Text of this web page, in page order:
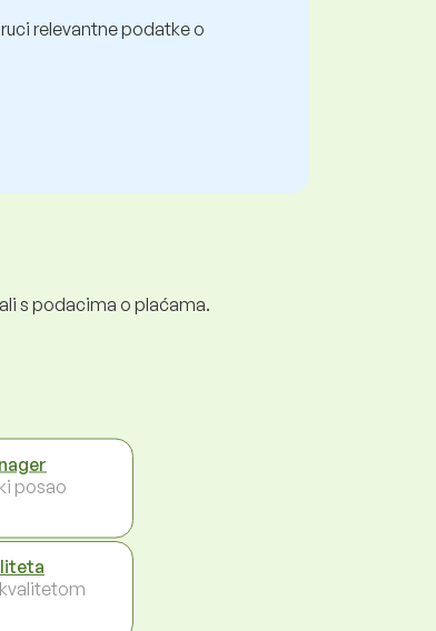
relevantne podatke o
s podacima o plaćama.
posao